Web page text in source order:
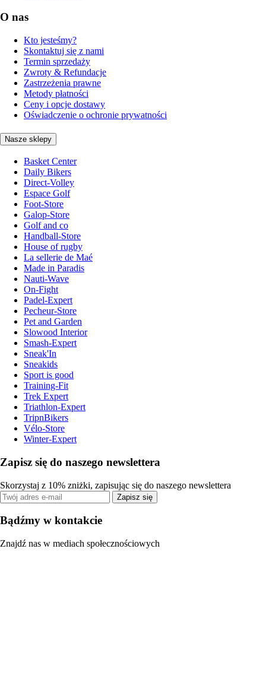
O nas
Kto jesteśmy?
Skontaktuj się z nami
Termin sprzedaży
Zwroty & Refundacje
Zastrzeżenia prawne
Metody płatności
Ceny i opcje dostawy
Oświadczenie o ochronie prywatności
Nasze sklepy
Basket Center
Daily Bikers
Direct-Volley
Espace Golf
Foot-Store
Galop-Store
Golf and co
Handball-Store
House of rugby
La sellerie de Maé
Made in Paradis
Nauti-Wave
On-Fight
Padel-Expert
Pecheur-Store
Pet and Garden
Slowood Interior
Smash-Expert
Sneak'In
Sneakids
Sport is good
Training-Fit
Trek Expert
Triathlon-Expert
TripnBikers
Vélo-Store
Winter-Expert
Zapisz się do naszego newslettera
Skorzystaj z 10% zniżki, zapisując się do naszego newslettera
Zapisz się
Bądźmy w kontakcie
Znajdź nas w mediach społecznościowych